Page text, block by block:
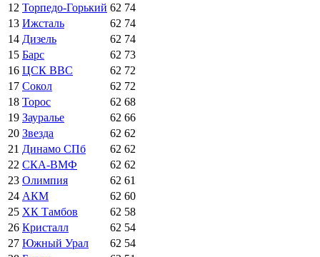
12 Торпедо-Горький 62 74
13 Ижсталь 62 74
14 Дизель 62 74
15 Барс 62 73
16 ЦСК ВВС 62 72
17 Сокол 62 72
18 Торос 62 68
19 Зауралье 62 66
20 Звезда 62 62
21 Динамо СПб 62 62
22 СКА-ВМФ 62 62
23 Олимпия 62 61
24 АКМ 62 60
25 ХК Тамбов 62 58
26 Кристалл 62 54
27 Южный Урал 62 54